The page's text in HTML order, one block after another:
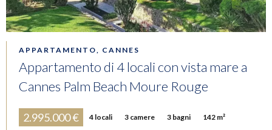
APPARTAMENTO, CANNES
Appartamento di 4 locali con vista mare a
Cannes Palm Beach Moure Rouge
2.995.000 € 4 locali 3 camere 3 bagni 142 m²